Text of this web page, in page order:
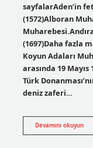
sayfalarAden’in
(1572)Alboran
(1697)Daha fazla
Koyun Adaları
arasında 19 Mayıs
Türk
deniz zaferi…
Devamını okuyun